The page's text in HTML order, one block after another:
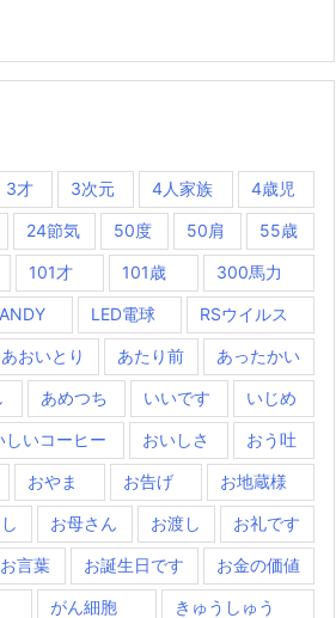
3才 3次元 4人家族 4歳児
24節気 50度 50肩 55歳
101才 101歳 300馬力
LED電球 RSウイルス
あおいとり あたり前 あったかい
あめつち いいです いじめ
しいコーヒー おいしさ おう吐
おやま お告げ お地蔵様
お母さん お渡し お礼です
お言葉 お誕生日です お金の価値
がん細胞 きゅうしゅう